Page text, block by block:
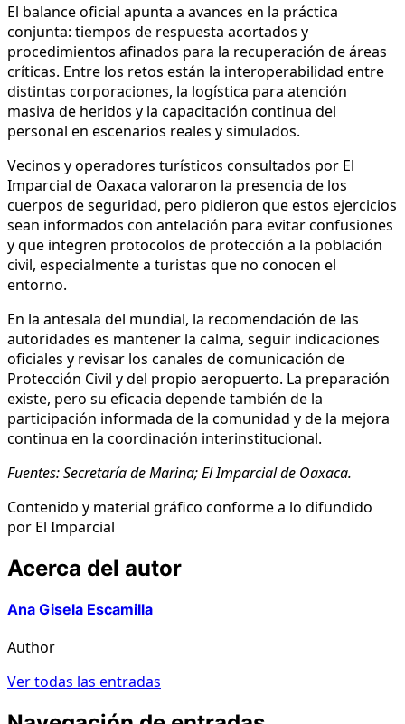
El balance oficial apunta a avances en la práctica
conjunta: tiempos de respuesta acortados y
procedimientos afinados para la recuperación de áreas
críticas. Entre los retos están la interoperabilidad entre
distintas corporaciones, la logística para atención
masiva de heridos y la capacitación continua del
personal en escenarios reales y simulados.
Vecinos y operadores turísticos consultados por El
Imparcial de Oaxaca valoraron la presencia de los
cuerpos de seguridad, pero pidieron que estos ejercicios
sean informados con antelación para evitar confusiones
y que integren protocolos de protección a la población
civil, especialmente a turistas que no conocen el
entorno.
En la antesala del mundial, la recomendación de las
autoridades es mantener la calma, seguir indicaciones
oficiales y revisar los canales de comunicación de
Protección Civil y del propio aeropuerto. La preparación
existe, pero su eficacia depende también de la
participación informada de la comunidad y de la mejora
continua en la coordinación interinstitucional.
Fuentes: Secretaría de Marina; El Imparcial de Oaxaca.
Contenido y material gráfico conforme a lo difundido
por El Imparcial
Acerca del autor
Ana Gisela Escamilla
Author
Ver todas las entradas